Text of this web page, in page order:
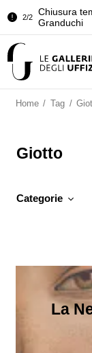
2/2
Chiusura
Granduchi
della Sala
Granduchi
Home / Tag /
Giotto
Categorie
La